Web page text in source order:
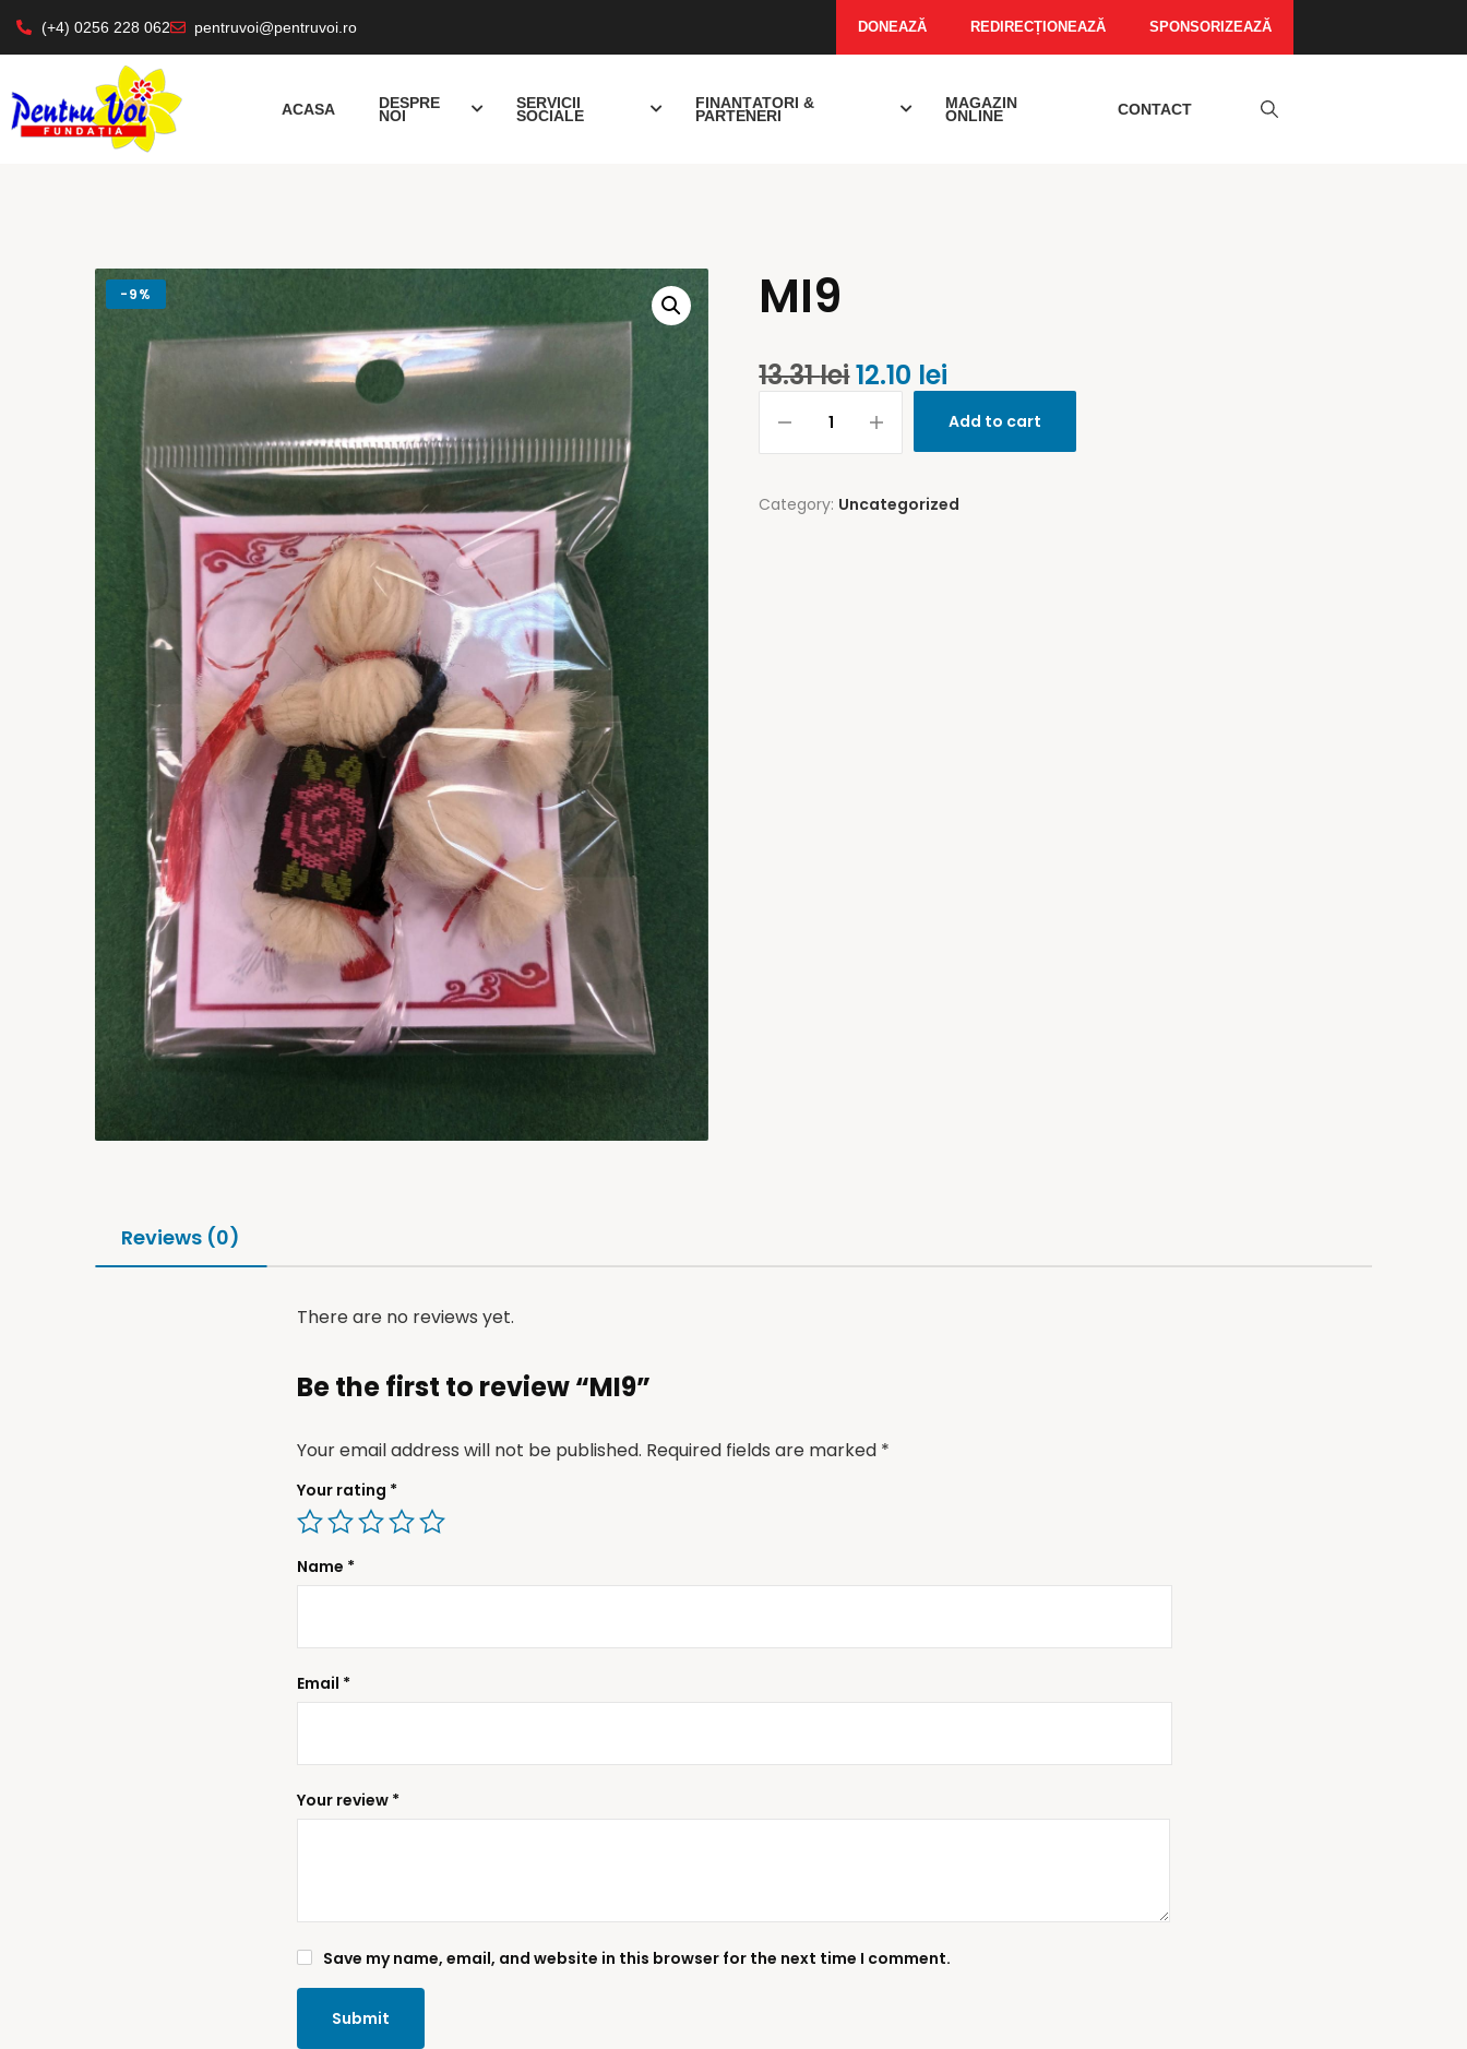
(+4) 0256 228 062 pentruvoi@pentruvoi.ro DONEAZĂ REDIRECȚIONEAZĂ SPONSORIZEAZĂ
ACASA DESPRE
NOI
SERVICII
SOCIALE
FINANȚATORI &
PARTENERI
MAGAZIN
ONLINE CONTACT
-9% MI9
13.31lei12.10 lei
Add to cart
Category: Uncategorized
Reviews (0)
There are no reviews yet.
Be the first to review “MI9”
Your email address will not be published. Required fields are marked *
Your rating *
Your review *
Name *
Email *
Save my name, email, and website in this browser for the next time I comment.